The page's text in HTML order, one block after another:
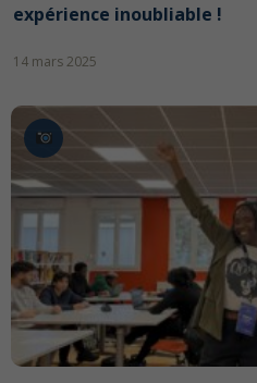
expérience inoubliable !
14 mars 2025